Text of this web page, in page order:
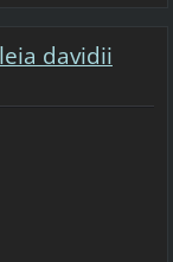
davidii